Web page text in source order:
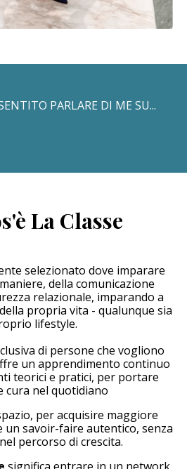
PARLARE DI ME SU...
La Classe​
selezionato dove imparare
della comunicazione
relazionale, imparando a
propria vita - qualunque sia
lifestyle.
di persone che vogliono
un apprendimento continuo
teorici e pratici, per portare
cura nel quotidiano
per acquisire maggiore
un savoir-faire autentico, senza
percorso di crescita.